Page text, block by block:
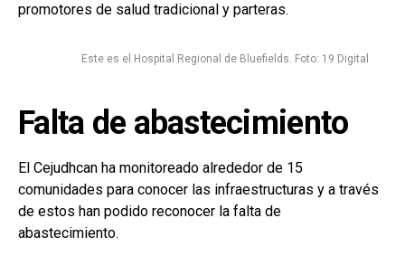
promotores de salud tradicional y parteras.
Este es el Hospital Regional de Bluefields. Foto: 19 Digital
Falta de abastecimiento
El Cejudhcan ha monitoreado alrededor de 15
comunidades para conocer las infraestructuras y a través
de estos han podido reconocer la falta de
abastecimiento.